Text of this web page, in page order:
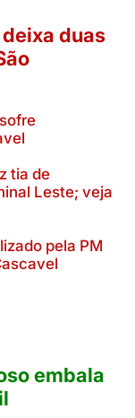
duas
tia de
Leste; veja
pela PM
embala